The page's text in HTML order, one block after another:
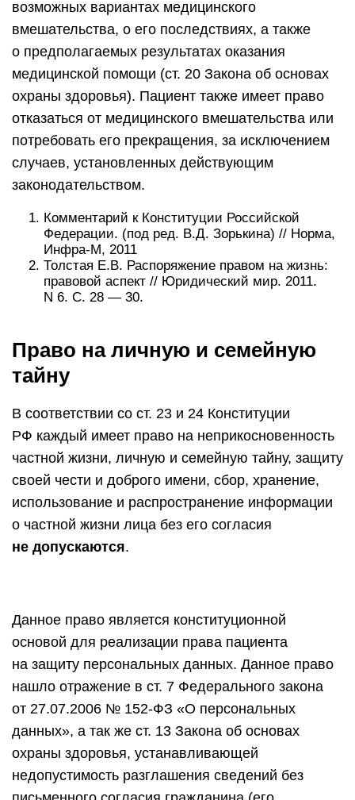
возможных вариантах медицинского
вмешательства, о его последствиях, а также
о предполагаемых результатах оказания
медицинской помощи (ст. 20 Закона об основах
охраны здоровья). Пациент также имеет право
отказаться от медицинского вмешательства или
потребовать его прекращения, за исключением
случаев, установленных действующим
законодательством.
Комментарий к Конституции Российской
Федерации. (под ред. В.Д. Зорькина) // Норма,
Инфра-М, 2011
Толстая Е.В. Распоряжение правом на жизнь:
правовой аспект // Юридический мир. 2011.
N 6. С. 28 — 30.
Право на личную и семейную
тайну
В соответствии со ст. 23 и 24 Конституции
РФ каждый имеет право на неприкосновенность
частной жизни, личную и семейную тайну, защиту
своей чести и доброго имени, сбор, хранение,
использование и распространение информации
о частной жизни лица без его согласия
не допускаются.
Данное право является конституционной
основой для реализации права пациента
на защиту персональных данных. Данное право
нашло отражение в ст. 7 Федерального закона
от 27.07.2006 № 152-ФЗ «О персональных
данных», а так же ст. 13 Закона об основах
охраны здоровья, устанавливающей
недопустимость разглашения сведений без